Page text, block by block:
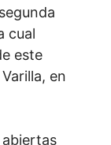
cual
este
en